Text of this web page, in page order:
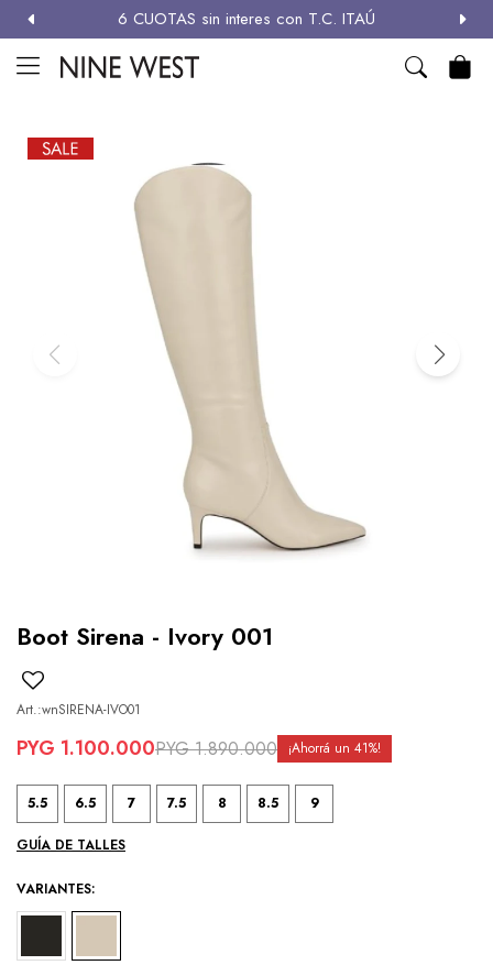
6 CUOTAS sin interes con T.C. ITAÚ

Boot Sirena - Ivory 001
wnSIRENA-IVO01
PYG 1.100.000PYG 1.890.000 41
5.5 6.5 7 7.5 8 8.5 9
GUÍA DE TALLES
VARIANTES:
MI CUENTA
Términos y condiciones